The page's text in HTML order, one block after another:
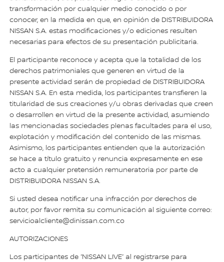
transformación por cualquier medio conocido o por
conocer, en la medida en que, en opinión de DISTRIBUIDORA
NISSAN S.A. estas modificaciones y/o ediciones resulten
necesarias para efectos de su presentación publicitaria.
El participante reconoce y acepta que la totalidad de los
derechos patrimoniales que generen en virtud de la
presente actividad serán de propiedad de DISTRIBUIDORA
NISSAN S.A. En esta medida, los participantes transfieren la
titularidad de sus creaciones y/u obras derivadas que creen
o desarrollen en virtud de la presente actividad, asumiendo
las mencionadas sociedades plenas facultades para el uso,
explotación y modificación del contenido de las mismas.
Asimismo, los participantes entienden que la autorización
se hace a título gratuito y renuncia expresamente en ese
acto a cualquier pretensión remuneratoria por parte de
DISTRIBUIDORA NISSAN S.A.
Si usted desea notificar una infracción por derechos de
autor, por favor remita su comunicación al siguiente correo:
servicioalcliente@dinissan.com.co
AUTORIZACIONES
Los participantes de “NISSAN LIVE” al registrarse para